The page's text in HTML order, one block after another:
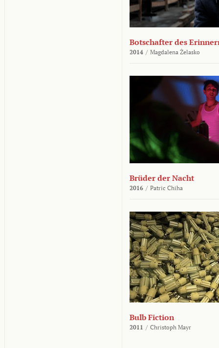
Botschafter des
2014 / Magdalena Żelasko
Brüder der Nacht
2016 / Patric Chiha
Bulb Fiction
2011 / Christoph Mayr